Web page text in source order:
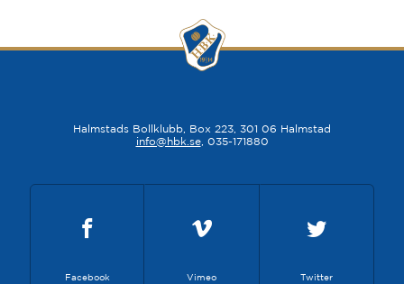
Halmstads Bollklubb, Box 223, 301 06 Halmstad
info@hbk.se, 035-171880
Facebook Vimeo Twitter